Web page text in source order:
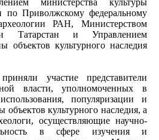
по Приволжскому федеральному
РАН, Министерством
Татарстан и Управлением
объектов культурного наследия
участие представители
власти, уполномоченных в
популяризации и
объектов культурного наследия, а
осуществляющие научно-
в сфере изучения и